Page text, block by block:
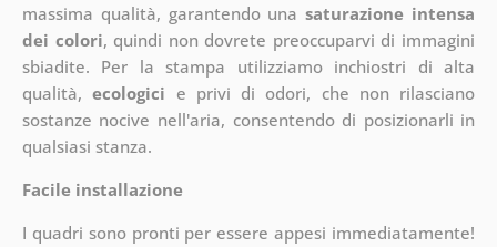
massima qualità, garantendo unasaturazione intensa
dei colori, quindi non dovrete preoccuparvi di immagini
sbiadite. Per la stampa utilizziamo inchiostri di alta
qualità,ecologici e privi di odori, che non rilasciano
sostanze nocive nell'aria, consentendo di posizionarli in
qualsiasi stanza.
Facile installazione
I quadri sono pronti per essere appesi immediatamente!